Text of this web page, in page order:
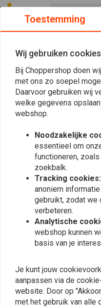
Vergelijkbare
Bagagerek - Solo zit
Softail 06-12
FLSTC/N/S/SC
€55,94
Toestemming
Wij gebruiken
Bij Choppershop doen
met ons zo soepel
Daarvoor gebruiken wij
welke gegevens
webshop.
Noodzakelijke
essentieel om
functioneren,
zoekbalk.
Tracking cookies:
anoniem
gebruikt, zodat we
verbeteren.
Analytische
webshop kunnen
basis van je
Je kunt jouw
aanpassen via de
website. Door op
met het gebruik van alle